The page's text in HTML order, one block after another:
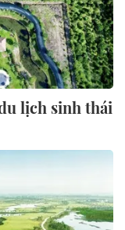
lịch sinh thái